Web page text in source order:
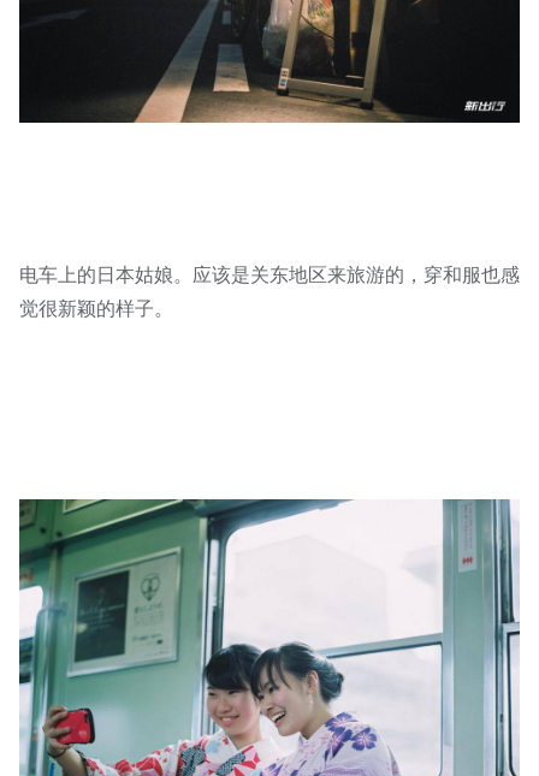
电车上的日本姑娘。应该是关东地区来旅游的，穿和服也感
觉很新颖的样子。